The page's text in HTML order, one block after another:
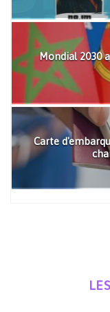
Mondial 2030
Carte